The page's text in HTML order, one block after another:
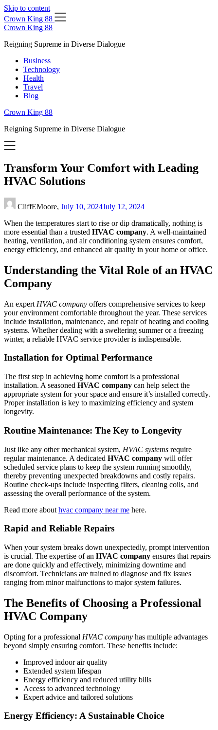
Skip to content
Crown King 88
Crown King 88
Reigning Supreme in Diverse Dialogue
Business
Technology
Health
Travel
Blog
Crown King 88
Reigning Supreme in Diverse Dialogue
Transform Your Comfort with Leading
HVAC Solutions
CliffEMoore, July 10, 2024July 12, 2024
When the temperatures start to rise or dip dramatically, nothing is
more essential than a trusted HVAC company. A well-maintained
heating, ventilation, and air conditioning system ensures comfort,
energy efficiency, and enhanced air quality in your home or office.
Understanding the Vital Role of an HVAC
Company
An expert HVAC company offers comprehensive services to keep
your environment comfortable throughout the year. These services
include installation, maintenance, and repair of heating and cooling
systems. Whether dealing with a sweltering summer or a freezing
winter, a reliable HVAC service provider is indispensable.
Installation for Optimal Performance
The first step in achieving home comfort is a professional
installation. A seasoned HVAC company can help select the
appropriate system for your space and ensure it’s installed correctly.
Proper installation is key to maximizing efficiency and system
longevity.
Routine Maintenance: The Key to Longevity
Just like any other mechanical system, HVAC systems require
regular maintenance. A dedicated HVAC company will offer
scheduled service plans to keep the system running smoothly,
thereby preventing unexpected breakdowns and costly repairs.
Routine check-ups include inspecting filters, cleaning coils, and
assessing the overall performance of the system.
Read more about hvac company near me here.
Rapid and Reliable Repairs
When your system breaks down unexpectedly, prompt intervention
is crucial. The expertise of an HVAC company ensures that repairs
are done quickly and effectively, minimizing downtime and
discomfort. Technicians are trained to diagnose and fix issues
ranging from minor malfunctions to major system failures.
The Benefits of Choosing a Professional
HVAC Company
Opting for a professional HVAC company has multiple advantages
beyond simply ensuring comfort. These benefits include:
Improved indoor air quality
Extended system lifespan
Energy efficiency and reduced utility bills
Access to advanced technology
Expert advice and tailored solutions
Energy Efficiency: A Sustainable Choice